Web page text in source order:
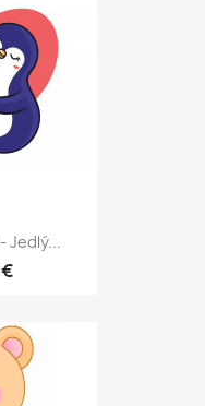
Jedlý...